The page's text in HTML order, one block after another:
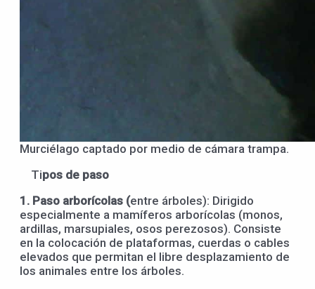
Murciélago captado por medio de cámara trampa.
Tipos de paso
1. Paso arborícolas (entre árboles): Dirigido
especialmente a mamíferos arborícolas (monos,
ardillas, marsupiales, osos perezosos). Consiste
en la colocación de plataformas, cuerdas o cables
elevados que permitan el libre desplazamiento de
los animales entre los árboles.